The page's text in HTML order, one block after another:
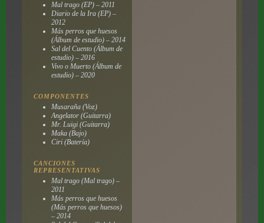
Mal trago (EP) – 2011
Diario de la Ira (EP) –
2012
Más perros que huesos
(Álbum de estudio) – 2014
Sal del Cuento (Álbum de
estudio) – 2016
Vivo o Muerto (Álbum de
estudio) – 2020
COMPONENTES
Musaraña (Voz)
Angelator (Guitarra)
Mr. Luigi (Guitarra)
Maka (Bajo)
Ciri (Batería)
CANCIONES
REPRESENTATIVAS
Mal trago (Mal trago) –
2011
Más perros que huesos
(Más perros que huesos)
– 2014